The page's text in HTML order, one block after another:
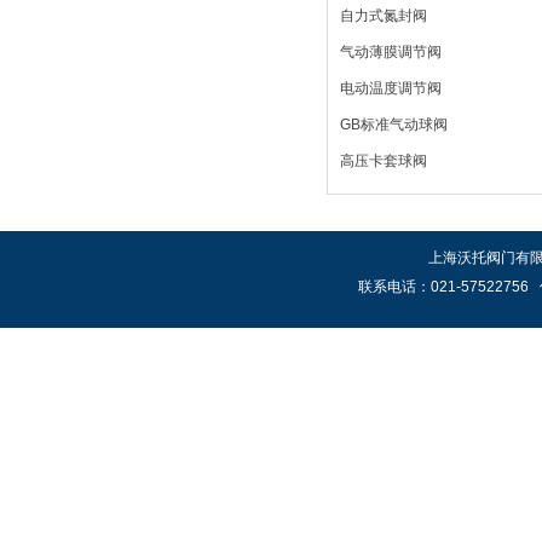
自力式氮封阀
气动薄膜调节阀
电动温度调节阀
GB标准气动球阀
高压卡套球阀
上海沃托阀门有
联系电话：021-57522756